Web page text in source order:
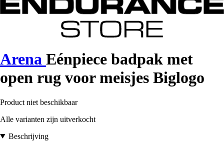
Arena Eénpiece badpak met
open rug voor meisjes Biglogo
Product niet beschikbaar
Alle varianten zijn uitverkocht
Beschrijving